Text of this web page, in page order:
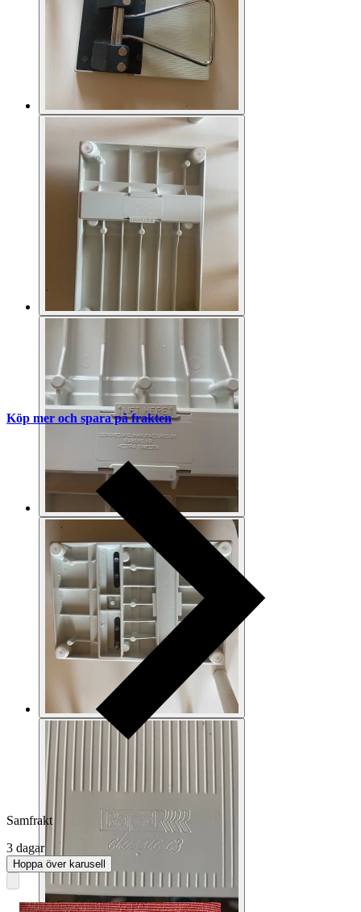
Köp mer och spara på frakten
Samfrakt
3 dagar
Hoppa över karusell